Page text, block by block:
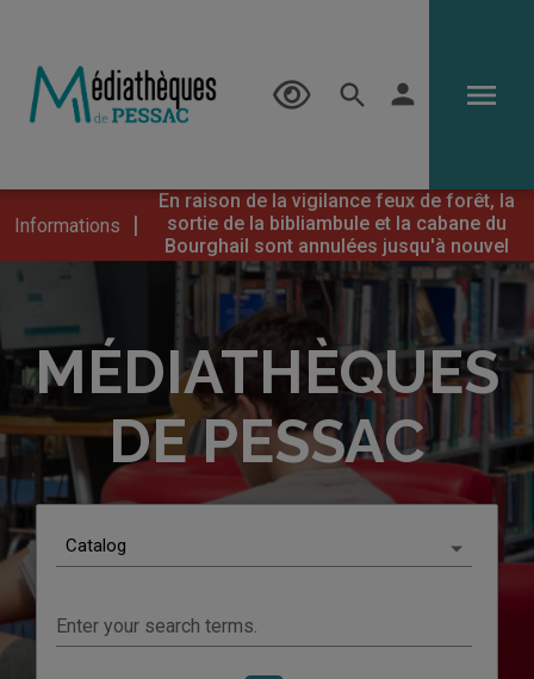
person menu
Informations |
En raison de la vigilance feux de forêt, la
sortie de la bibliambule et la cabane du
Bourghail sont annulées jusqu'à nouvel
ordre.
MÉDIATHÈQUES
DE PESSAC
Catalog
All
Enter your search terms.